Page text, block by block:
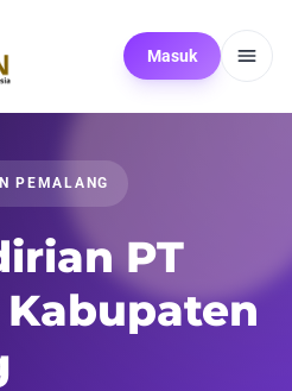
Masuk
PEMALANG
PT